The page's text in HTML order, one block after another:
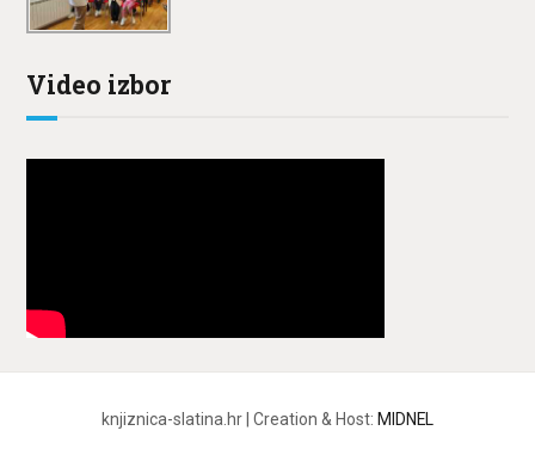
Video izbor
knjiznica-slatina.hr | Creation & Host: MIDNEL